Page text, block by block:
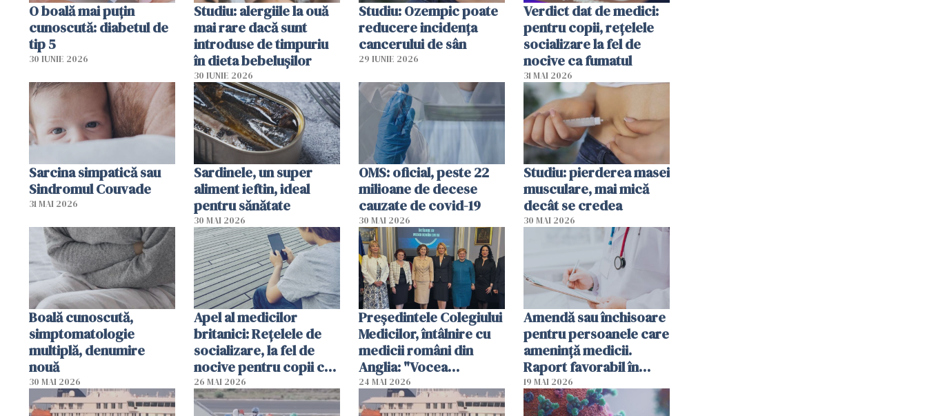
O boală mai puțin
cunoscută: diabetul de
tip 5
30 IUNIE 2026
Studiu: alergiile la ouă
mai rare dacă sunt
introduse de timpuriu
în dieta bebelușilor
30 IUNIE 2026
Studiu: Ozempic poate
reducere incidența
cancerului de sân
29 IUNIE 2026
Verdict dat de medici:
pentru copii, rețelele
socializare la fel de
nocive ca fumatul
31 MAI 2026
Sarcina simpatică sau
Sindromul Couvade
31 MAI 2026
Sardinele, un super
aliment ieftin, ideal
pentru sănătate
30 MAI 2026
OMS: oficial, peste 22
milioane de decese
cauzate de covid-19
30 MAI 2026
Studiu: pierderea masei
musculare, mai mică
decât se credea
30 MAI 2026
Boală cunoscută,
simptomatologie
multiplă, denumire
nouă
30 MAI 2026
Apel al medicilor
britanici: Reţelele de
socializare, la fel de
nocive pentru copii ca
fumatul
26 MAI 2026
Președintele Colegiului
Medicilor, întâlnire cu
medicii români din
Anglia: "Vocea
dumneavoastră trebuie
să fie auzită"
24 MAI 2026
Amendă sau închisoare
pentru persoanele care
ameninţă medicii.
Raport favorabil în
Senat
19 MAI 2026